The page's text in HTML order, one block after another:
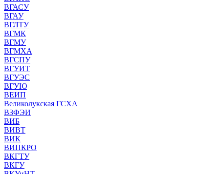
ВГАСУ
ВГАУ
ВГЛТУ
ВГМК
ВГМУ
ВГМХА
ВГСПУ
ВГУИТ
ВГУЭС
ВГУЮ
ВЕИП
Великолукская ГСХА
ВЗФЭИ
ВИБ
ВИВТ
ВИК
ВИПКРО
ВКГТУ
ВКГУ